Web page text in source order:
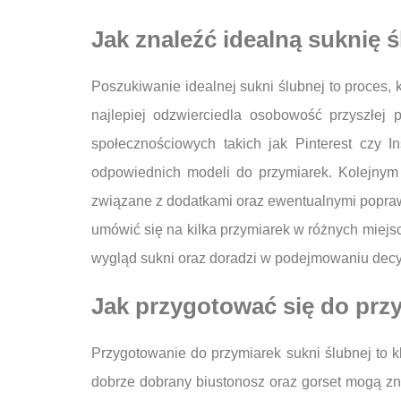
Jak znaleźć idealną suknię
Poszukiwanie idealnej sukni ślubnej to proces,
najlepiej odzwierciedla osobowość
społecznościowych takich jak Pinterest czy
odpowiednich modeli do przymiarek.
związane z dodatkami oraz ewentualnymi
umówić się na kilka przymiarek w różnych
wygląd sukni oraz doradzi w podejmowaniu
Jak przygotować się do
Przygotowanie do przymiarek sukni ślubnej to
dobrze dobrany biustonosz oraz gorset mogą